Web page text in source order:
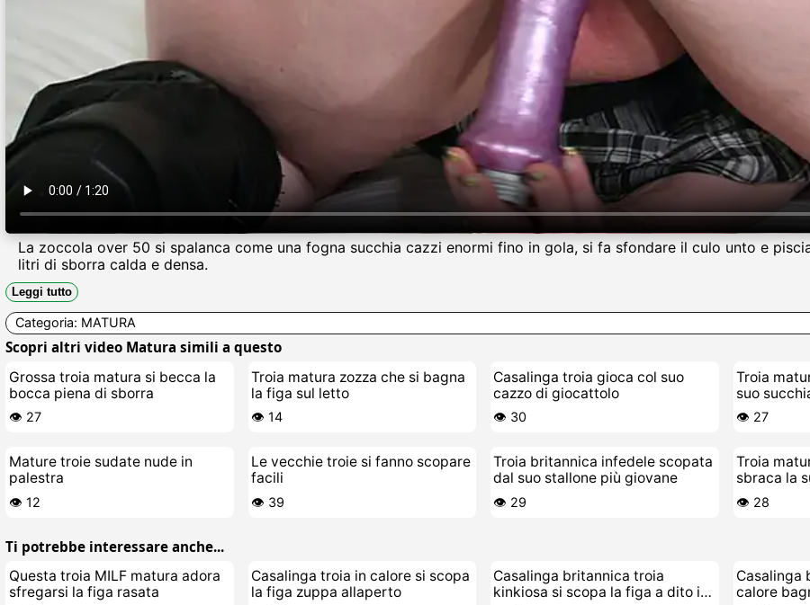
La zoccola over 50 si spalanca come una fogna succhia cazzi enormi fino in gola, si fa sfondare il culo unto e
litri di sborra calda e densa.
Leggi tutto
Categoria: MATURA
Scopri altri video Matura simili a questo
Grossa troia matura si becca la
bocca piena di sborra
👁️ 27
Troia matura zozza che si bagna
la figa sul letto
👁️ 14
Casalinga troia gioca col suo
cazzo di giocattolo
👁️ 30
Troia
suo
👁️ 27
Mature troie sudate nude in
palestra
👁️ 12
Le vecchie troie si fanno scopare
facili
👁️ 39
Troia britannica infedele scopata
dal suo stallone più giovane
👁️ 29
Troia
sbraca la
👁️ 28
Ti potrebbe interessare anche...
Questa troia MILF matura adora
sfregarsi la figa rasata
Casalinga troia in calore si scopa
la figa zuppa allaperto
Casalinga britannica troia
kinkiosa si scopa la figa a dito in
Casalinga
calore